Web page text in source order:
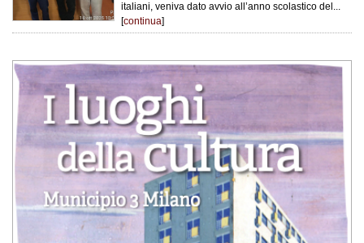
italiani, veniva dato avvio all’anno scolastico del...
[continua]